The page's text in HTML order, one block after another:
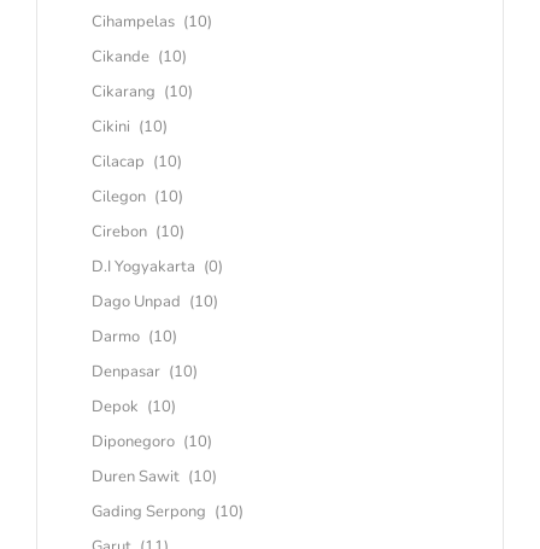
Cihampelas (10)
Cikande (10)
Cikarang (10)
Cikini (10)
Cilacap (10)
Cilegon (10)
Cirebon (10)
D.I Yogyakarta (0)
Dago Unpad (10)
Darmo (10)
Denpasar (10)
Depok (10)
Diponegoro (10)
Duren Sawit (10)
Gading Serpong (10)